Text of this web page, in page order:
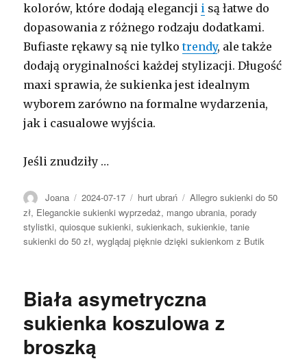
kolorów, które dodają elegancji i są łatwe do
dopasowania z różnego rodzaju dodatkami.
Bufiaste rękawy są nie tylkotrendy, ale także
dodają oryginalności każdej stylizacji. Długość
maxi sprawia, że sukienka jest idealnym
wyborem zarówno na formalne wydarzenia,
jak i casualowe wyjścia.
Jeśli znudziły …
Autor
Joana Opublikowano
2024-07-17 Kategorie
hurt ubrań Tagi
Allegro sukienki do 50
zł, Eleganckie sukienki wyprzedaż, mango ubrania,porady
stylistki,quiosque sukienki,sukienkach,sukienkie,tanie
sukienki do 50 zł,wyglądaj pięknie dzięki sukienkom z Butik
Biała asymetryczna
sukienka koszulowa z
broszką